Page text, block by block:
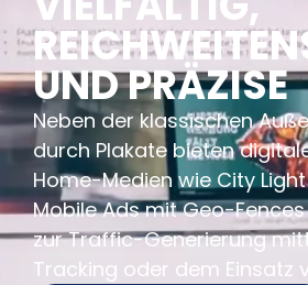
UND PRÄZISE
Neben der klassischen
durch Plakate bieten
Home-Medien wie City
Mobile Ads mit Geo-
zur Traffic-Generierung
Tracking oder dem Einsatz